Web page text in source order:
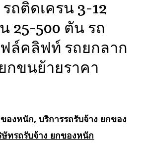
ถติดเครน 3-12
25-500 ตัน รถ
ล์คลิฟท์ รถยกลาก
กขนย้ายราคา
องหนัก, บริการรถรับจ้าง ยกของ
ทรถรับจ้าง ยกของหนัก